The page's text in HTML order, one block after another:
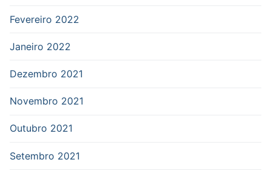
Fevereiro 2022
Janeiro 2022
Dezembro 2021
Novembro 2021
Outubro 2021
Setembro 2021